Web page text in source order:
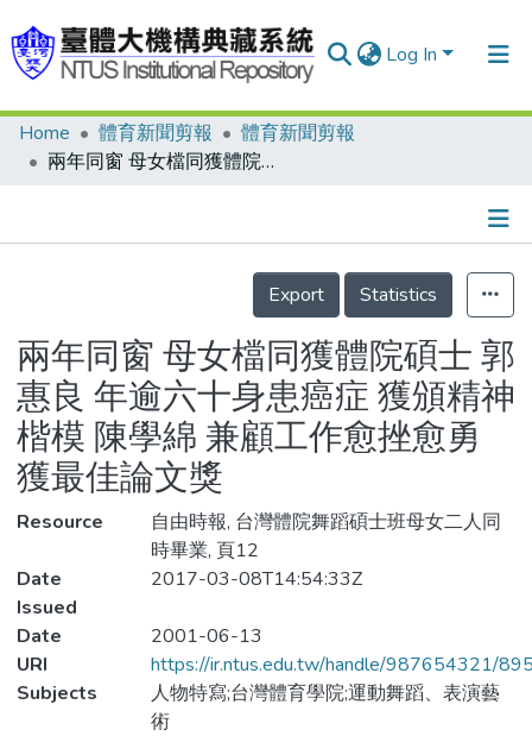
Log In
Communities & Collections
Statistics
Home 體育新聞剪報
體育新聞剪報
兩年同窗 母女檔同獲體院碩士 郭惠良 年逾六十身患癌症 獲頒精神楷模 陳學綿 兼顧工作愈挫愈勇 獲最佳論文獎
Details
Export
Statistics
兩年同窗 母女檔同獲體院碩士 郭
惠良 年逾六十身患癌症 獲頒精神
楷模 陳學綿 兼顧工作愈挫愈勇
獲最佳論文獎
Resource
自由時報, 台灣體院舞蹈碩士班母女二人同
時畢業, 頁12
Date
Issued
2017-03-08T14:54:33Z
Date
2001-06-13
URI
https://ir.ntus.edu.tw/handle/987654321/
Subjects
人物特寫;台灣體育學院;運動舞蹈、表演藝
術